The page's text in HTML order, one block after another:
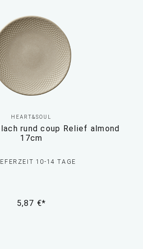
HEART&SOUL
rund coup Relief almond
17cm
10-14 TAGE
5,87 €*